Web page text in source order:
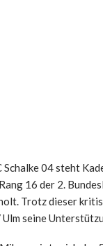
Schalke 04 steht
16 der 2.
Trotz dieser
Ulm seine